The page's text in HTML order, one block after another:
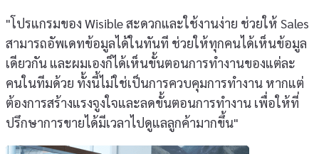
"โปรแกรมของ Wisible สะดวกและใช้งานง่าย ช่วยให้ Sales
สามารถอัพเดทข้อมูลได้ในทันที ช่วยให้ทุกคนได้เห็นข้อมูล
เดียวกัน และผมเองก็ได้เห็นขั้นตอนการทำงานของแต่ละ
คนในทีมด้วย ทั้งนี้ไม่ใช่เป็นการควบคุมการทำงาน หากแต่
ต้องการสร้างแรงจูงใจและลดขั้นตอนการทำงาน เพื่อให้ที่
ปรึกษาการขายได้มีเวลาไปดูแลลูกค้ามากขึ้น"